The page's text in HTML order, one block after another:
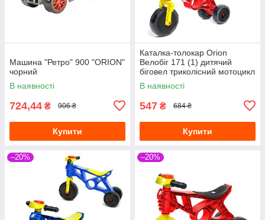
Машина "Ретро" 900 "ORION"
чорний
В наявності
724,44 ₴ 906 ₴
Купити
Каталка-толокар Orion
Велобіг 171 (1) дитячий
біговел триколісний мотоцикл
із клаксоном, червоний
В наявності
547 ₴ 684 ₴
Купити
–20% –20%